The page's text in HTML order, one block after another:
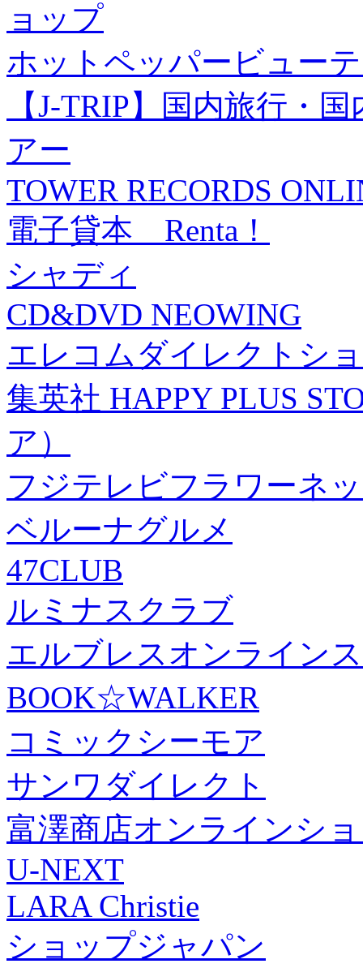
ョップ
ホットペッパービュー
【J-TRIP】国内旅行・
アー
TOWER RECORDS
電子貸本 Renta！
シャディ
CD&DVD NEOWING
エレコムダイレクトシ
集英社 HAPPY PLUS
ア）
フジテレビフラワーネ
ベルーナグルメ
47CLUB
ルミナスクラブ
エルブレスオンライン
BOOK☆WALKER
コミックシーモア
サンワダイレクト
富澤商店オンラインシ
U-NEXT
LARA Christie
ショップジャパン